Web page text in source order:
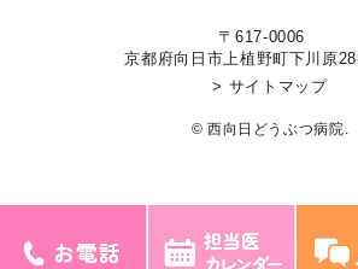
〒617-0006
京都府向日市上植野町下川原
> サイトマップ
© 西向日どうぶつ病院.